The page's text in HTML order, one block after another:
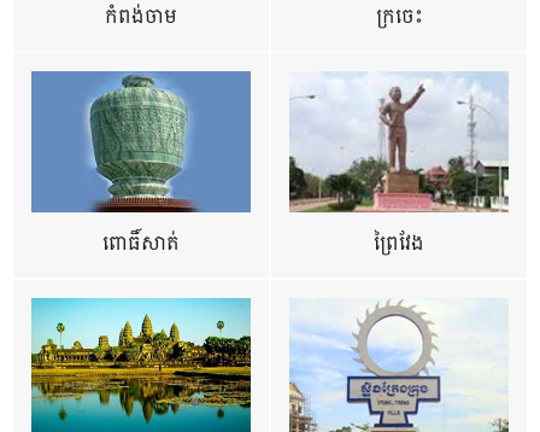
កំពង់ចាម ក្រចេះ
ពោធិ៍សាត់ ព្រៃវែង